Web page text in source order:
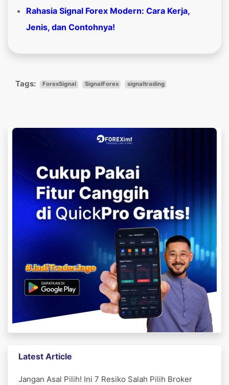
Rahasia Signal Forex Modern: Cara Kerja,
Jenis, dan Contohnya!
Tags: ForexSignal SignalForex signaltrading
Latest Article
Jangan Asal Pilih! Ini 7 Resiko Salah Pilih Broker